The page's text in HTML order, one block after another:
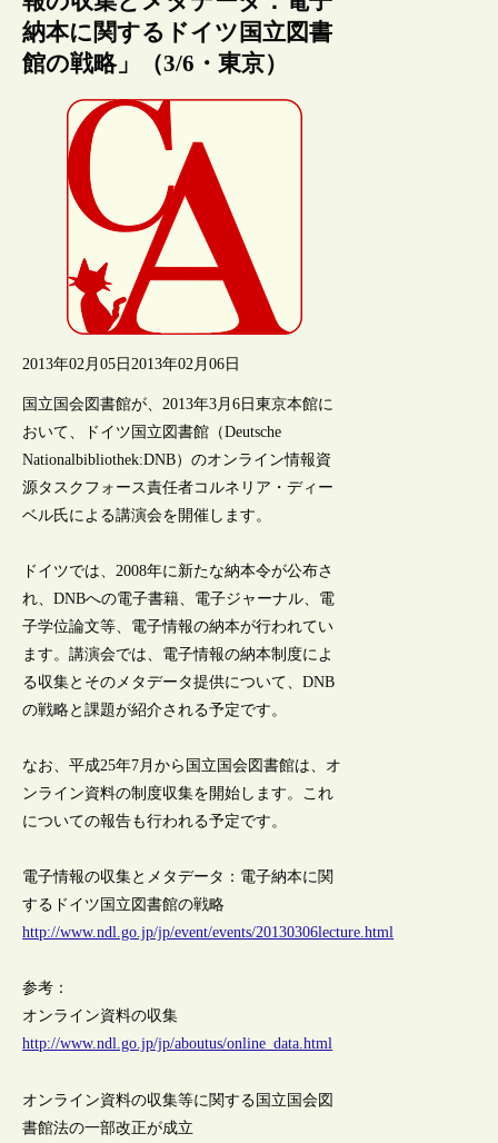
納本に関するドイツ国立図書
館の戦略」（3/6・東京）
2013年02月05日 2013年02月06日
国立国会図書館が、2013年3月6日東京本館に
おいて、ドイツ国立図書館（Deutsche
Nationalbibliothek:DNB）のオンライン情報資
源タスクフォース責任者コルネリア・ディー
ベル氏による講演会を開催します。
ドイツでは、2008年に新たな納本令が公布さ
れ、DNBへの電子書籍、電子ジャーナル、電
子学位論文等、電子情報の納本が行われてい
ます。講演会では、電子情報の納本制度によ
る収集とそのメタデータ提供について、DNB
の戦略と課題が紹介される予定です。
なお、平成25年7月から国立国会図書館は、オ
ンライン資料の制度収集を開始します。これ
についての報告も行われる予定です。
電子情報の収集とメタデータ：電子納本に関
するドイツ国立図書館の戦略
http://www.ndl.go.jp/jp/event/events/20130306lecture.html
参考：
オンライン資料の収集
http://www.ndl.go.jp/jp/aboutus/online_data.html
オンライン資料の収集等に関する国立国会図
書館法の一部改正が成立